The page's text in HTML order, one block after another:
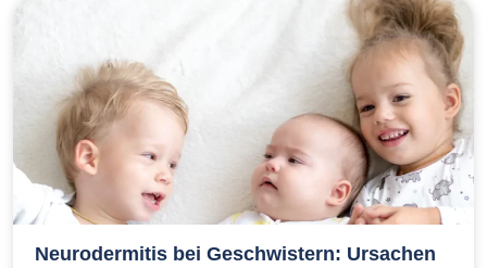
Neurodermitis bei Geschwistern: Ursachen